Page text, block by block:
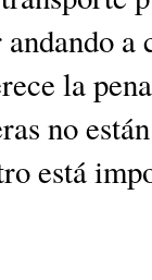
la
no
está